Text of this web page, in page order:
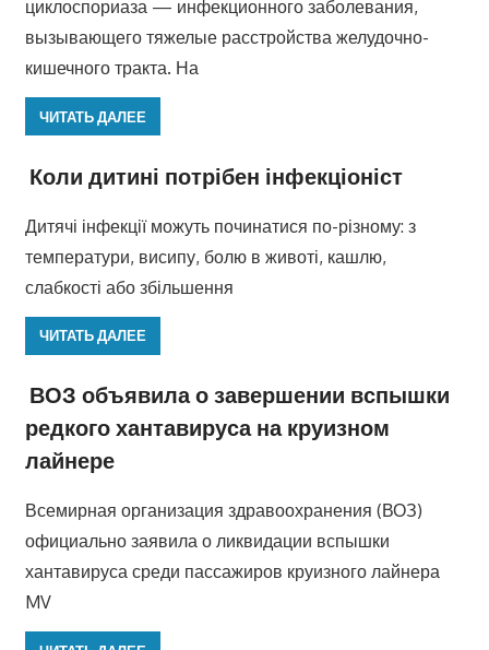
циклоспориаза — инфекционного заболевания,
вызывающего тяжелые расстройства желудочно-
кишечного тракта. На
ЧИТАТЬ ДАЛЕЕ
Коли дитині потрібен інфекціоніст
Дитячі інфекції можуть починатися по-різному: з
температури, висипу, болю в животі, кашлю,
слабкості або збільшення
ЧИТАТЬ ДАЛЕЕ
ВОЗ объявила о завершении вспышки
редкого хантавируса на круизном
лайнере
Всемирная организация здравоохранения (ВОЗ)
официально заявила о ликвидации вспышки
хантавируса среди пассажиров круизного лайнера
MV